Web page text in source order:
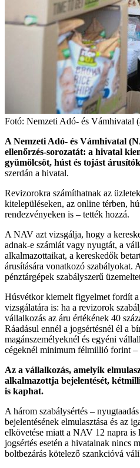
Fotó: Nemzeti Adó- és Vámhivatal
A Nemzeti Adó- és Vámhivatal
ellenőrzés-sorozatát: a hivatal
gyümölcsöt, húst és tojást
szerdán a hivatal.
Revizorokra számíthatnak az
kitelepüléseken, az online térben,
rendezvényeken is – tették hozzá.
A NAV azt vizsgálja, hogy a
adnak-e számlát vagy nyugtát, a
alkalmazottaikat, a kereskedők
árusítására vonatkozó szabályokat.
pénztárgépek szabályszerű
Húsvétkor kiemelt figyelmet fordít
vizsgálatára is: ha a revizorok
vállalkozás az áru értékének 40
Ráadásul ennél a jogsértésnél él a
magánszemélyeknél és egyéni
cégeknél minimum félmillió forint
Az a vállalkozás, amelyik
alkalmazottja bejelentését,
is kaphat.
A három szabálysértés –
bejelentésének elmulasztása és az
elkövetése miatt a NAV 12 napra is
jogsértés esetén a hivatalnak nincs
boltbezárás kötelező szankcióvá